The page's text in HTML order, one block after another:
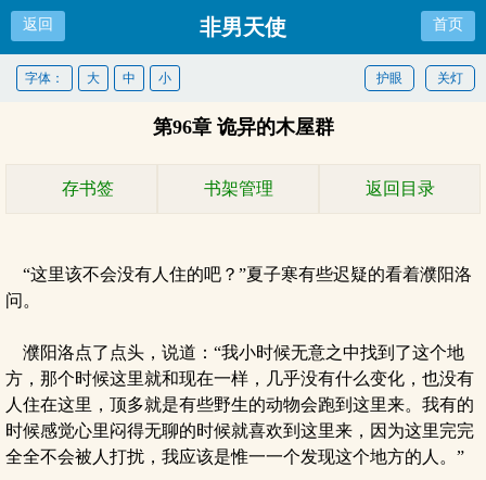
返回 非男天使 首页
关灯
护眼
字体： 大 中 小
第96章 诡异的木屋群
存书签 书架管理 返回目录
“这里该不会没有人住的吧？”夏子寒有些迟疑的看着濮阳洛
问。
濮阳洛点了点头，说道：“我小时候无意之中找到了这个地
方，那个时候这里就和现在一样，几乎没有什么变化，也没有
人住在这里，顶多就是有些野生的动物会跑到这里来。我有的
时候感觉心里闷得无聊的时候就喜欢到这里来，因为这里完完
全全不会被人打扰，我应该是惟一一个发现这个地方的人。”